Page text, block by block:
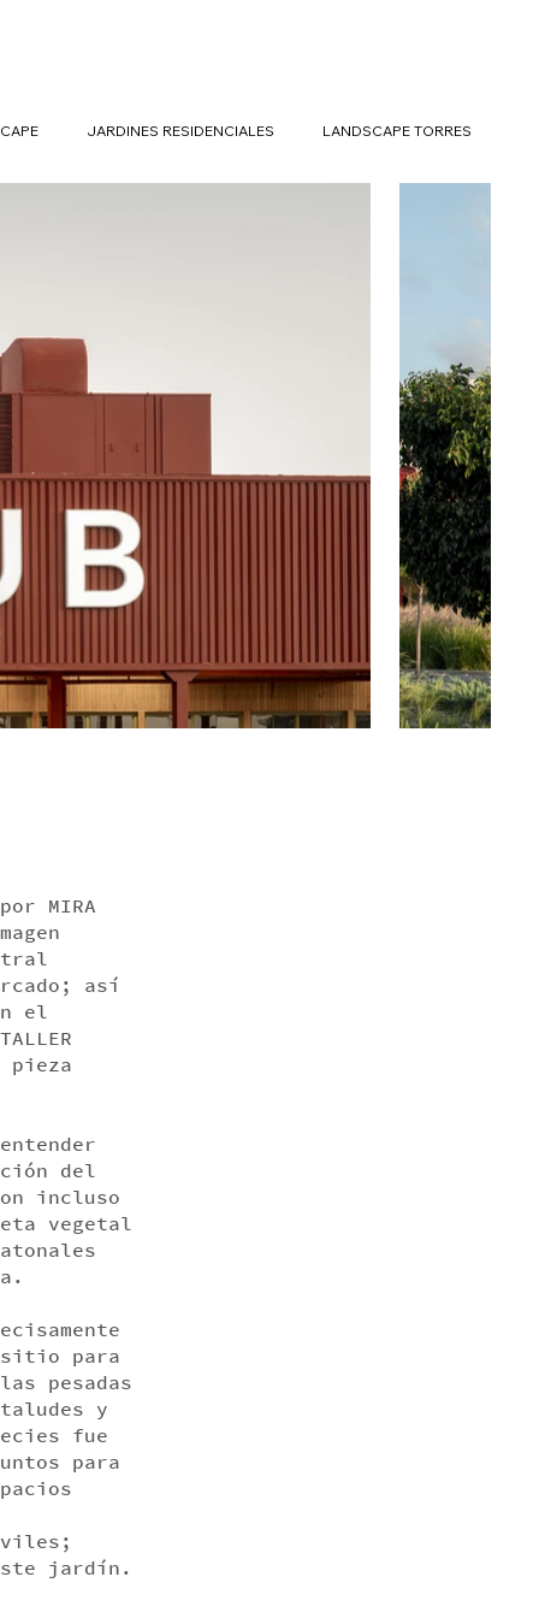
JARDINES RESIDENCIALES LANDSCAPE TORRES
MIRA
así
el
pieza
del
incluso
vegetal
sitio para
pesadas
y
fue
para
jardín.